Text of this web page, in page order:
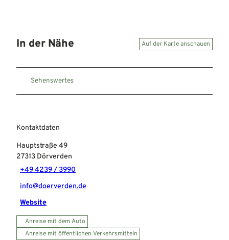
In der Nähe Auf der Karte anschauen
Sehenswertes
Kontaktdaten
Hauptstraße 49
27313 Dörverden
+49 4239 / 3990
info@doerverden.de
Website
Anreise mit dem Auto
Anreise mit öffentlichen Verkehrsmitteln